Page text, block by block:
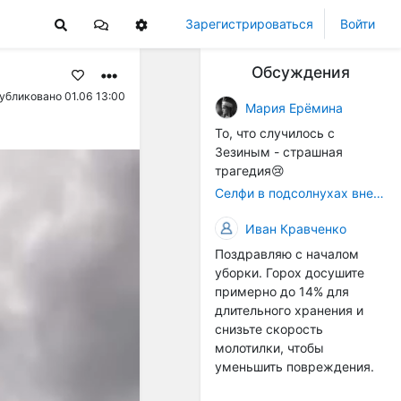
Зарегистрироваться Войти
01.06 13:00
Обсуждения
Мария Ерёмина
То, что случилось с
Зезиным - страшная
трагедия😢
Селфи в подсолнухах вне закона: За проникновение на сельхозземли без разрешения хотят штрафовать
Иван Кравченко
Поздравляю с началом
уборки. Горох досушите
примерно до 14% для
длительного хранения и
снизьте скорость
молотилки, чтобы
уменьшить повреждения.